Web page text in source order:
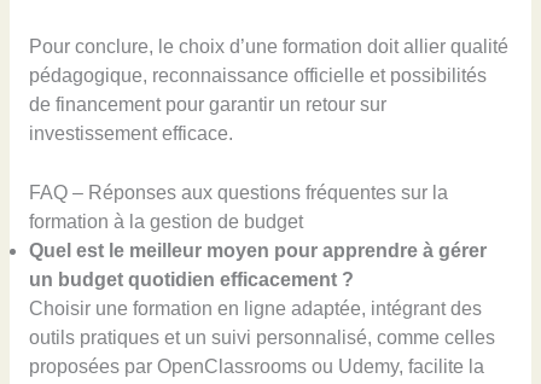
Pour conclure, le choix d’une formation doit allier qualité
pédagogique, reconnaissance officielle et possibilités
de financement pour garantir un retour sur
investissement efficace.
FAQ – Réponses aux questions fréquentes sur la
formation à la gestion de budget
Quel est le meilleur moyen pour apprendre à gérer
un budget quotidien efficacement ?
Choisir une formation en ligne adaptée, intégrant des
outils pratiques et un suivi personnalisé, comme celles
proposées par OpenClassrooms ou Udemy, facilite la